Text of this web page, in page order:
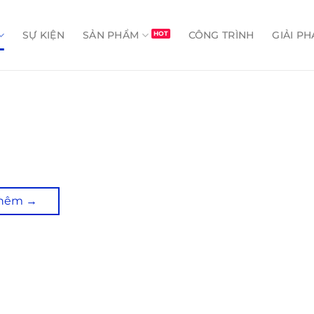
SỰ KIỆN SẢN PHẨM CÔNG TRÌNH GIẢI
→